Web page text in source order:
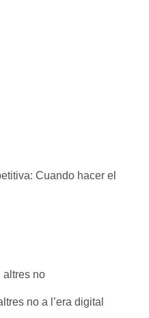
Cuando hacer el
altres no
no a l’era digital